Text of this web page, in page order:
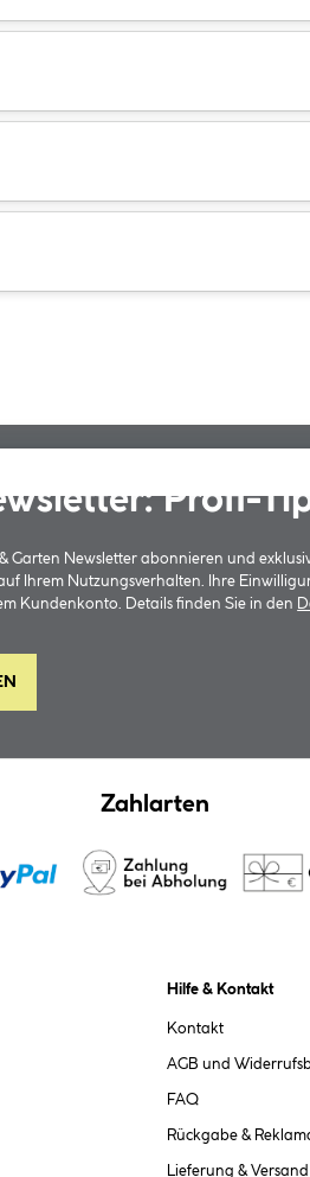
Profi-
Garten Newsletter abonnieren und
Ihrem Nutzungsverhalten. Ihre
Kundenkonto. Details finden Sie in den
Zahlarten
Hilfe & Kontakt
Kontakt
AGB und
FAQ
Rückgabe &
Lieferung & Versand